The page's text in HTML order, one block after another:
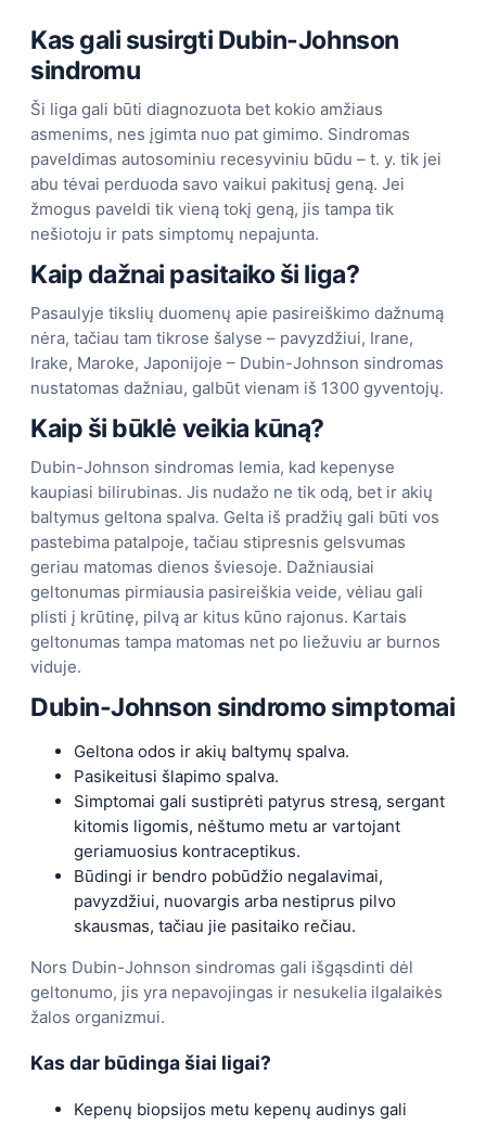
Kas gali susirgti Dubin-Johnson
sindromu
Ši liga gali būti diagnozuota bet kokio amžiaus
asmenims, nes įgimta nuo pat gimimo. Sindromas
paveldimas autosominiu recesyviniu būdu – t. y. tik jei
abu tėvai perduoda savo vaikui pakitusį geną. Jei
žmogus paveldi tik vieną tokį geną, jis tampa tik
nešiotoju ir pats simptomų nepajunta.
Kaip dažnai pasitaiko ši liga?
Pasaulyje tikslių duomenų apie pasireiškimo dažnumą
nėra, tačiau tam tikrose šalyse – pavyzdžiui, Irane,
Irake, Maroke, Japonijoje – Dubin-Johnson sindromas
nustatomas dažniau, galbūt vienam iš 1300 gyventojų.
Kaip ši būklė veikia kūną?
Dubin-Johnson sindromas lemia, kad kepenyse
kaupiasi bilirubinas. Jis nudažo ne tik odą, bet ir akių
baltymus geltona spalva. Gelta iš pradžių gali būti vos
pastebima patalpoje, tačiau stipresnis gelsvumas
geriau matomas dienos šviesoje. Dažniausiai
geltonumas pirmiausia pasireiškia veide, vėliau gali
plisti į krūtinę, pilvą ar kitus kūno rajonus. Kartais
geltonumas tampa matomas net po liežuviu ar burnos
viduje.
Dubin-Johnson sindromo simptomai
Geltona odos ir akių baltymų spalva.
Pasikeitusi šlapimo spalva.
Simptomai gali sustiprėti patyrus stresą, sergant
kitomis ligomis, nėštumo metu ar vartojant
geriamuosius kontraceptikus.
Būdingi ir bendro pobūdžio negalavimai,
pavyzdžiui, nuovargis arba nestiprus pilvo
skausmas, tačiau jie pasitaiko rečiau.
Nors Dubin-Johnson sindromas gali išgąsdinti dėl
geltonumo, jis yra nepavojingas ir nesukelia ilgalaikės
žalos organizmui.
Kas dar būdinga šiai ligai?
Kepenų biopsijos metu kepenų audinys gali